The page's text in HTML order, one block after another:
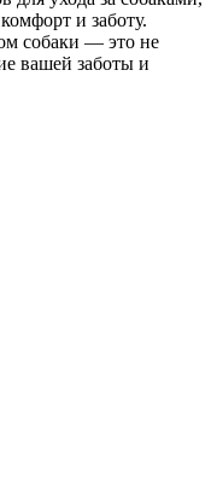
и заботу.
собаки — это не
вашей заботы и